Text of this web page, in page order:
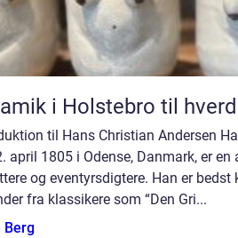
i Holstebro til
til Hans Christian Andersen
april 1805 i Odense, Danmark, er
og eventyrsdigtere. Han er bedst
fra klassikere som “Den Gri...
Berg